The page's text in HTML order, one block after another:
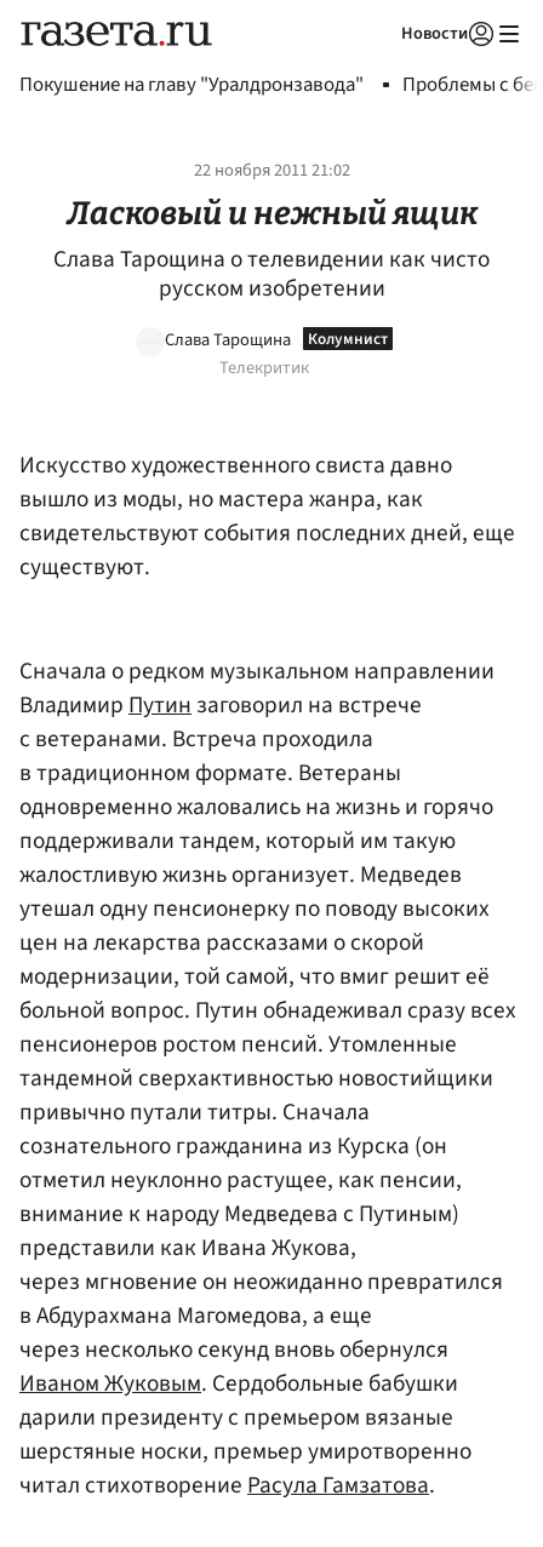
Новости
Покушение на главу "Уралдронзавода" Проблемы с
22 ноября 2011 21:02
Ласковый и нежный ящик
Слава Тарощина о телевидении как чисто
русском изобретении
Слава Тарощина
Телекритик
Искусство художественного свиста давно
вышло из моды, но мастера жанра, как
свидетельствуют события последних дней, еще
существуют.
Сначала о редком музыкальном направлении
ВладимирПутинзаговорил на встрече
с ветеранами. Встреча проходила
в традиционном формате. Ветераны
одновременно жаловались на жизнь и горячо
поддерживали тандем, который им такую
жалостливую жизнь организует. Медведев
утешал одну пенсионерку по поводу высоких
цен на лекарства рассказами о скорой
модернизации, той самой, что вмиг решит её
больной вопрос. Путин обнадеживал сразу всех
пенсионеров ростом пенсий. Утомленные
тандемной сверхактивностью новостийщики
привычно путали титры. Сначала
сознательного гражданина из Курска (он
отметил неуклонно растущее, как пенсии,
внимание к народу Медведева с Путиным)
представили как Ивана Жукова,
через мгновение он неожиданно превратился
в Абдурахмана Магомедова, а еще
через несколько секунд вновь обернулся
Иваном Жуковым. Сердобольные бабушки
дарили президенту с премьером вязаные
шерстяные носки, премьер умиротворенно
читал стихотворениеРасула Гамзатова.